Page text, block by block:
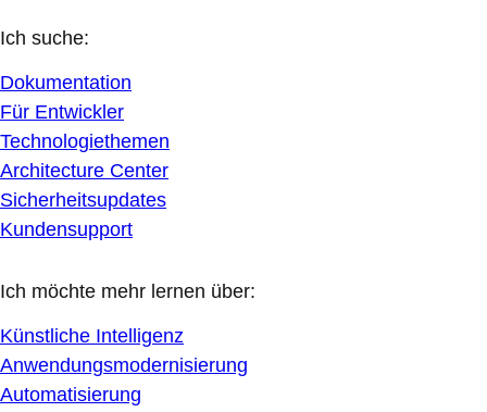
Ich suche:
Dokumentation
Für Entwickler
Technologiethemen
Architecture Center
Sicherheitsupdates
Kundensupport
Ich möchte mehr lernen über:
Künstliche Intelligenz
Anwendungsmodernisierung
Automatisierung